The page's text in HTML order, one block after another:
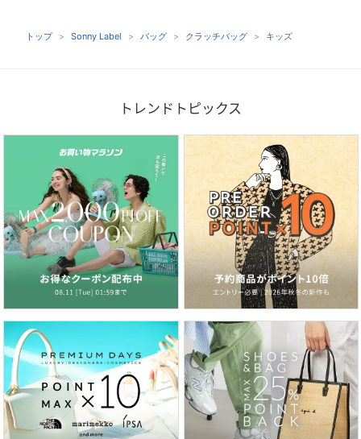
トップ Sonny Label バッグ クラッチバッグ キッズ
トレンドトピックス